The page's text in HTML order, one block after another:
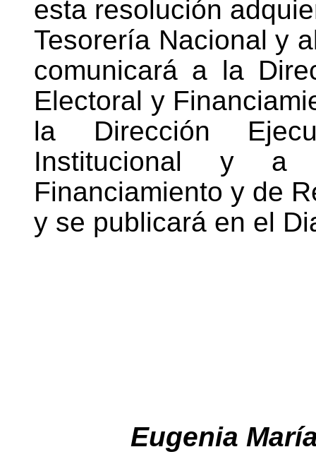
esta resolución
Tesorería Nacional y
comunicará a la
Electoral y
la Dirección
Institucional y a
Financiamiento y de
y se publicará en el
Eugenia